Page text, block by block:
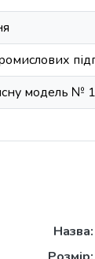
модель №
Назва: